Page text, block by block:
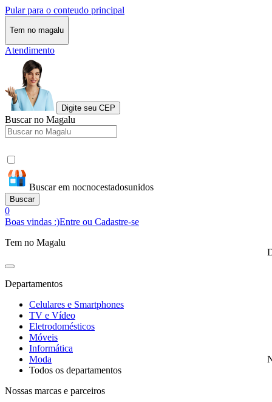
Pular para o conteudo principal
Tem no magalu
Atendimento
Digite seu CEP
Buscar no Magalu
Buscar em nocnocestadosunidos
Buscar
0
Boas vindas :)Entre ou Cadastre-se
Tem no Magalu
Departamentos
Celulares e Smartphones
TV e Vídeo
Eletrodomésticos
Móveis
Informática
Moda
Todos os departamentos
Nossas marcas e parceiros